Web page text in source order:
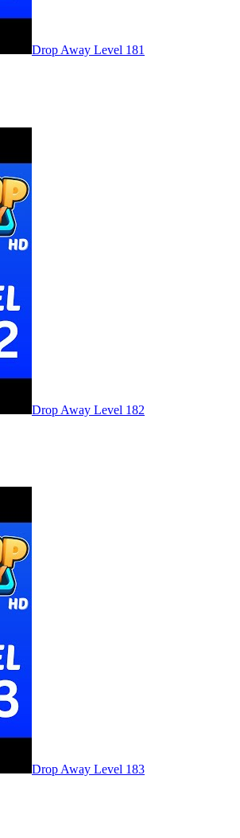
Level 181
Level 182
Level 183